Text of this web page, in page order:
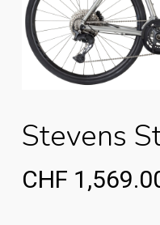
Stevens
CHF